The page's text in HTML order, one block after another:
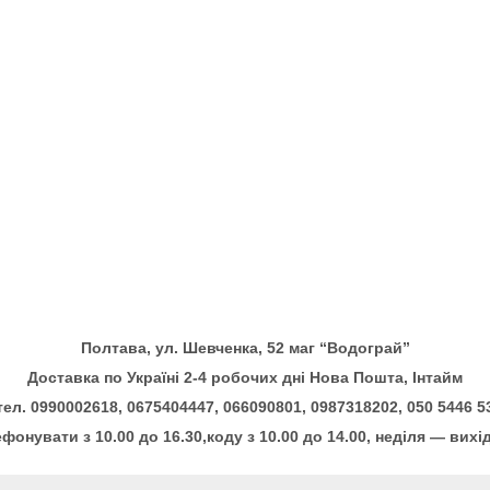
Полтава, ул. Шевченка, 52 маг “Водограй”
Доставка по Україні 2-4 робочих дні Нова Пошта, Інтайм
0990002618, 0675404447, 066090801, 0987318202, 050 5446
з 10.00 до 16.30,коду з 10.00 до 14.00, неділя —